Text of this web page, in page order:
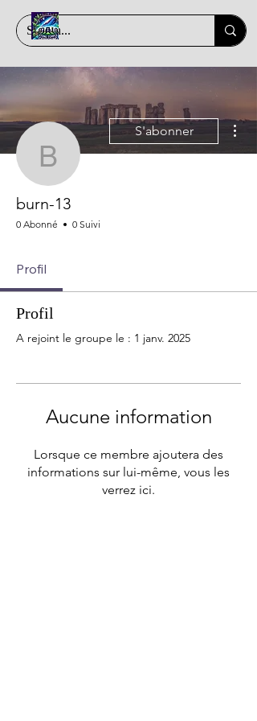
burn-13
S'abonner
burn-13
0 Abonné 0 Suivi
Profil
Profil
A rejoint le groupe le : 1 janv. 2025
Aucune information
Lorsque ce membre ajoutera des
informations sur lui-même, vous les
verrez ici.